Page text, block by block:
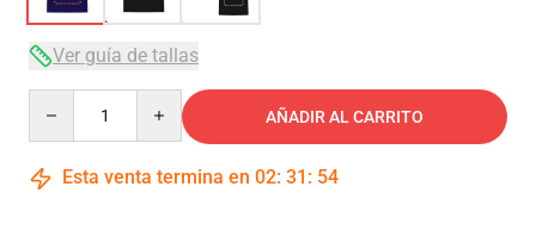
Ver guía de tallas
AÑADIR AL CARRITO
Esta venta termina en 02: 31 : 54